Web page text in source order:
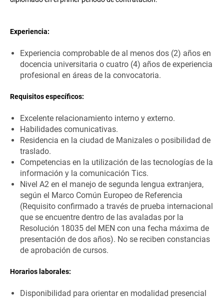
Experiencia:
Experiencia comprobable de al menos dos (2) años en
docencia universitaria o cuatro (4) años de experiencia
profesional en áreas de la convocatoria.
Requisitos específicos:
Excelente relacionamiento interno y externo.
Habilidades comunicativas.
Residencia en la ciudad de Manizales o posibilidad de
traslado.
Competencias en la utilización de las tecnologías de la
información y la comunicación Tics.
Nivel A2 en el manejo de segunda lengua extranjera,
según el Marco Común Europeo de Referencia
(Requisito confirmado a través de prueba internacional
que se encuentre dentro de las avaladas por la
Resolución 18035 del MEN con una fecha máxima de
presentación de dos años). No se reciben constancias
de aprobación de cursos.
Horarios laborales:
Disponibilidad para orientar en modalidad presencial